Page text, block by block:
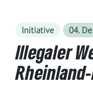
Initiative 04.
Illegaler